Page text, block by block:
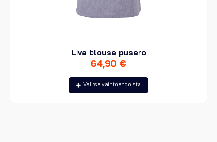
Liva blouse pusero
64,90 €
Valitse vaihtoehdoista
Tällä
tuotteella